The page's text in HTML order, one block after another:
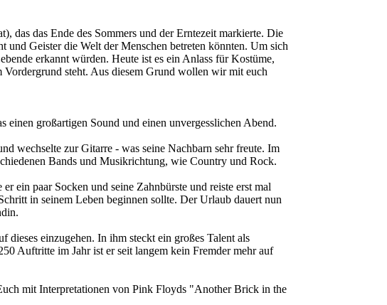
das das Ende des Sommers und der Erntezeit markierte. Die
und Geister die Welt der Menschen betreten könnten. Um sich
erkannt würden. Heute ist es ein Anlass für Kostüme,
steht. Aus diesem Grund wollen wir mit euch
großartigen Sound und einen unvergesslichen Abend.
wechselte zur Gitarre - was seine Nachbarn sehr freute. Im
Bands und Musikrichtung, wie Country und Rock.
ein paar Socken und seine Zahnbürste und reiste erst mal
in seinem Leben beginnen sollte. Der Urlaub dauert nun
einzugehen. In ihm steckt ein großes Talent als
Auftritte im Jahr ist er seit langem kein Fremder mehr auf
mit Interpretationen von Pink Floyds "Another Brick in the